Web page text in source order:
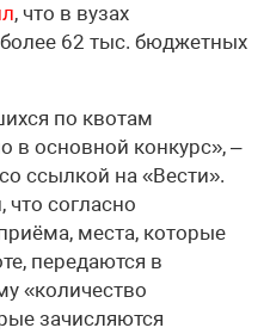
, что в вузах
62 тыс. бюджетных
по квотам
в основной конкурс», –
ссылкой на «Вести».
что согласно
места, которые
передаются в
«количество
зачисляются